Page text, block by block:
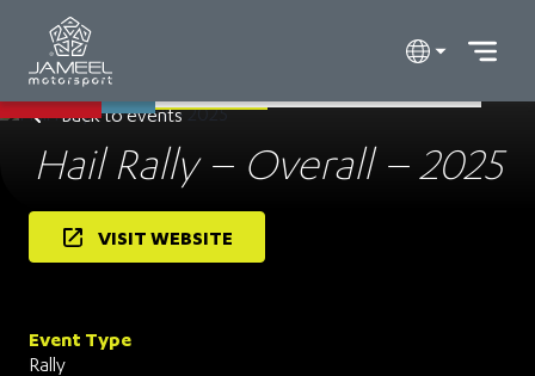
Back to events
Hail Rally – Overall – 2025
VISIT WEBSITE
Event Type
Rally